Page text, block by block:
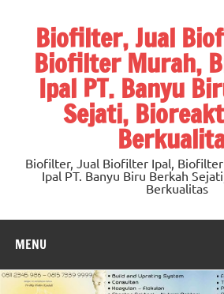
contentBiofilter, Jual
Biofilter Murah,
Ipal PT. Banyu
Sejati,
Biofilter, Jual Biofilter Ipal,
Ipal PT. Banyu Biru Berkah
Berkualitas
MENU